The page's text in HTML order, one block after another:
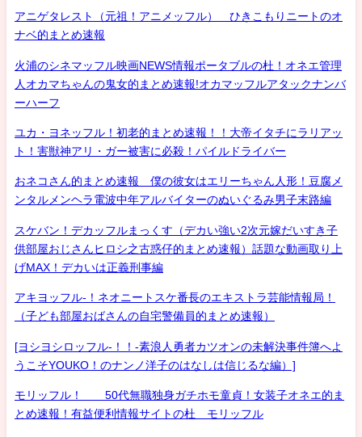
アニゲタレスト（元祖！アニメッフル） ひきこもりニートのオ
ナベ的まとめ速報
火浦のシネマッフル映画NEWS情報ポータブルの杜！オネエ管理
人オカマちゃんの鬼女的まとめ速報!オカマッフルアタックナンバ
ーハーフ
ユカ・ヨネッフル！初老的まとめ速報！！大帝イタチにラリアッ
ト！害獣神アリ・ガー被害に必殺！パイルドライバー
おネコさん的まとめ速報 僕の彼女はエリーちゃん人形！豆腐メ
ンタルメンヘラ電波中年アルバイターのぬいぐるみ男子末路編
スケバン！デカッフルまっくす（デカい強い2次元嫁だいすき子
供部屋おじさんヒロシ之古惑仔的まとめ速報）話題な動画取り上
げMAX！デカいは正義刑事編
アキヨッフル-！ネオニートスケ番長のエキストラ芸能情報局！
（子ども部屋おばさんの自宅警備員的まとめ速報）
[ヨシヨシロッフル-！！-素浪人勇者カツオンの未解決事件簿へよ
うこそYOUKO！のナンノ洋子のはなしは信じるな編）]
モリッフル！ 50代無職独身ガチホモ童貞！女装子オネエ的ま
とめ速報！有益便利情報サイトの杜 モリッフル